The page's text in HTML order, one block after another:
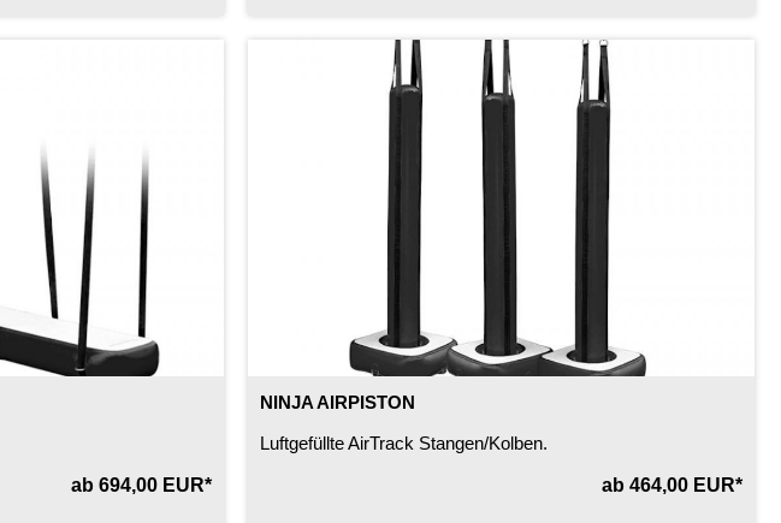
ab 694,00 EUR*
NINJA AIRPISTON
Luftgefüllte AirTrack Stangen/Kolben.
ab 464,00 EUR*